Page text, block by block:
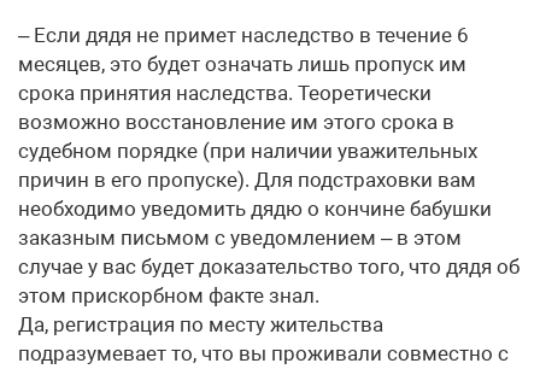
– Если дядя не примет наследство в течение 6
месяцев, это будет означать лишь пропуск им
срока принятия наследства. Теоретически
возможно восстановление им этого срока в
судебном порядке (при наличии уважительных
причин в его пропуске). Для подстраховки вам
необходимо уведомить дядю о кончине бабушки
заказным письмом с уведомлением – в этом
случае у вас будет доказательство того, что дядя об
этом прискорбном факте знал.
Да, регистрация по месту жительства
подразумевает то, что вы проживали совместно с